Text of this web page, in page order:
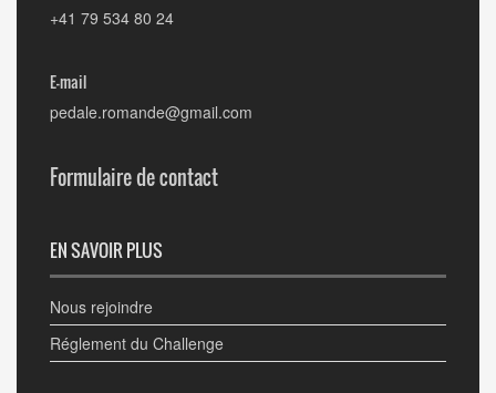
+41 79 534 80 24
E-mail
pedale.romande@gmail.com
Formulaire de contact
EN SAVOIR PLUS
Nous rejoindre
Réglement du Challenge